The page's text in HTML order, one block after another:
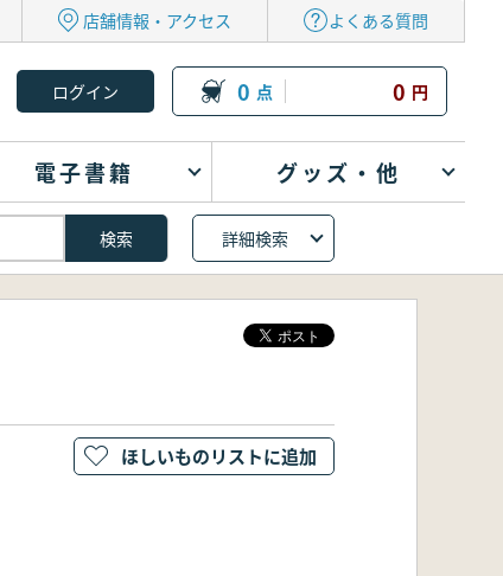
店舗情報・アクセス よくある質問
0 点 0 円
電子書籍 グッズ・他
詳細検索
ほしいものリストに追加